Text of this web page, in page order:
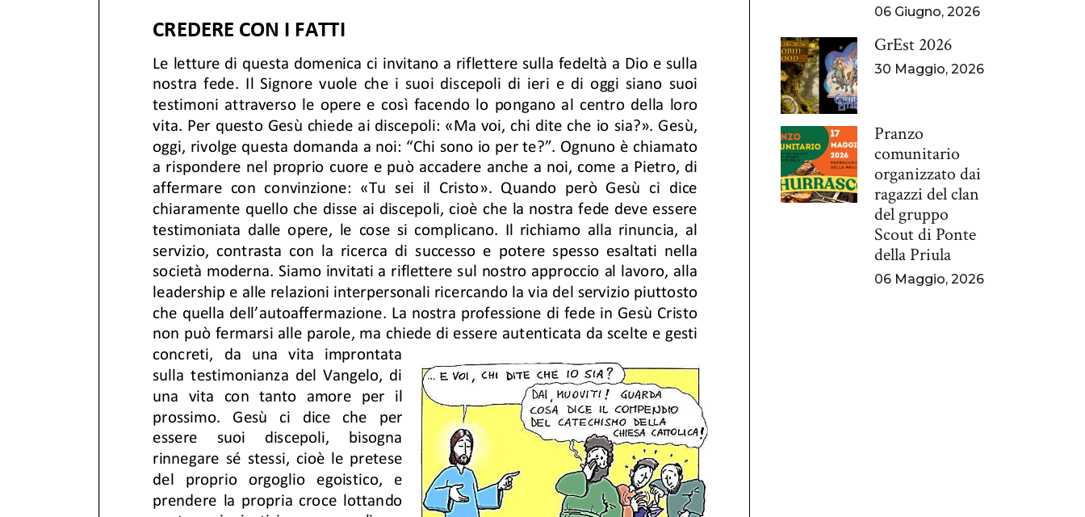
06 Giugno, 2026
GrEst 2026
30 Maggio, 2026
Pranzo
comunitario
organizzato dai
ragazzi del clan
del gruppo
Scout di Ponte
della Priula
06 Maggio, 2026